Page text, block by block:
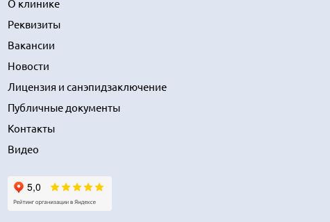
О клинике
Реквизиты
Вакансии
Новости
Лицензия и санэпидзаключение
Публичные документы
Контакты
Видео